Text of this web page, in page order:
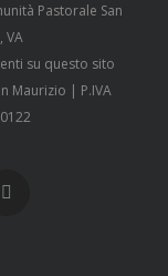
Pastorale San
VA
su questo sito
Maurizio | P.IVA